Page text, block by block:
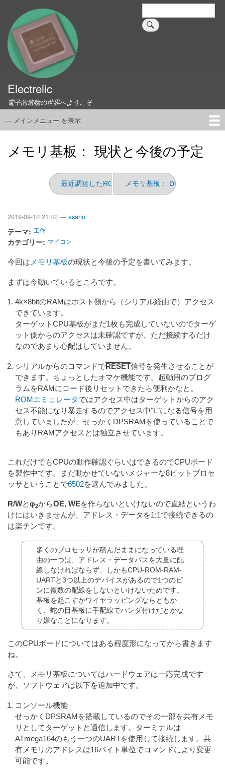
検
索
Electrelic
電子的遺物の世界へようこそ
メ
— メインメニュー を表示
Universal Monitor
このサイトについて
メモリ基板： 現状と今後の予定
最近調達したROM メモリ基板： DPSRAMを使っ
2019-09-12 21:42 — asano
テーマ 工作
カテゴリー マイコン
今回は メモリ基板の現状と今後の予定を書いてみます。
まずは今動いているところです。
4k×8bitのRAMはホスト側から（シリアル経由で）アクセス
できています。
ターゲットCPU基板がまだ1枚も完成していないのでターゲ
ット側からのアクセスは未確認ですが、ただ接続するだけ
なのであまり心配はしていません。
シリアルからのコマンドでRESET信号を発生させることが
できます。ちょっとしたオマケ機能です。起動用のプログ
ラムをRAMにロード後リセットできたら便利かなと。
ROMエミュレータではアクセス中はターゲットからのアク
セス不能になり暴走するのでアクセス中"L"になる信号を用
意していましたが、せっかくDPSRAMを使っていることで
もありRAMアクセスとは独立させています。
これだけでもCPUの動作確認ぐらいはできるのでCPUボード
を製作中です。まだ動かせていないメジャーな8ビットプロセ
ッサということで6502を選んでみました。
R/Wとφ2からOE, WEを作らないといけないので直結というわ
けにはいきませんが、アドレス・データを1:1で接続できるの
は楽チンです。
多くのプロセッサが積んだままになっている理
由の一つは、アドレス・データバスを大量に配
線しなければならず、しかもCPU-ROM-RAM-
UARTと3つ以上のデバイスがあるので1つのピ
ンに複数の配線をしないといけないためです。
基板を起こすかワイヤラッピングならともか
く、蛇の目基板に手配線でハンダ付けだとかな
り嫌なことになります。
このCPUボードについてはある程度形になってから書きます
ね。
さて、メモリ基板についてはハードウェアは一応完成です
が、ソフトウェアは以下を追加中です。
コンソール機能
せっかくDPSRAMを搭載しているのでその一部を共有メモ
リとしてターゲットと通信します。ターミナルは
ATmega164のもう一つのUARTを使用して接続します。共
有メモリのアドレスは16バイト単位でコマンドにより変更
可能です。